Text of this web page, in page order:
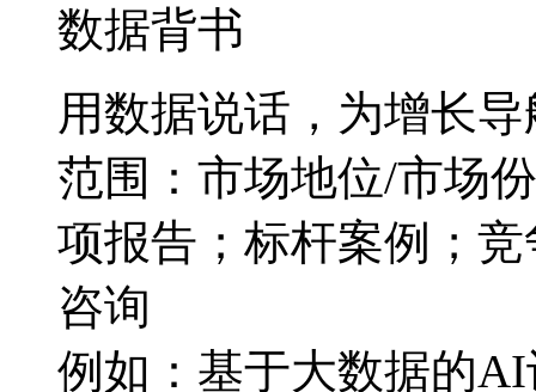
数据背书
用数据说话，为增长导
范围：市场地位/市场
项报告；标杆案例；
咨询
例如：基于大数据的